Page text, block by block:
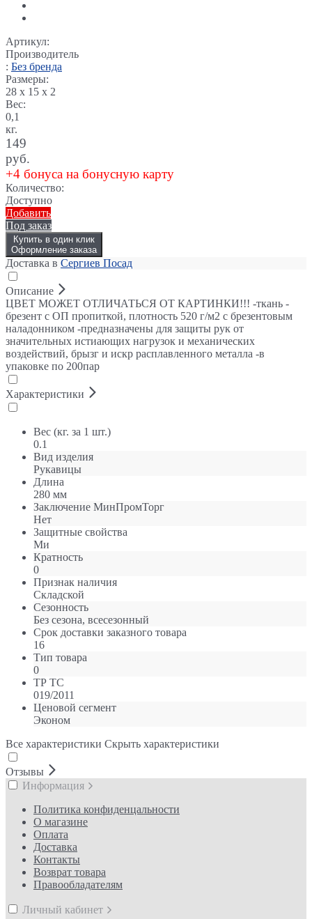
Артикул:
Производитель
: Без бренда
Размеры:
28 x 15 x 2
Вес:
0,1
кг.
149
руб.
+4 бонуса на бонусную карту
Количество:
Доступно
Добавить
Под заказ
Купить в один клик
Оформление заказа
Доставка в Сергиев Посад
Описание
ЦВЕТ МОЖЕТ ОТЛИЧАТЬСЯ ОТ КАРТИНКИ!!! -ткань -
брезент с ОП пропиткой, плотность 520 г/м2 с брезентовым
наладонником -предназначены для защиты рук от
значительных истиающих нагрузок и механических
воздействий, брызг и искр расплавленного металла -в
упаковке по 200пар
Характеристики
Вес (кг. за 1 шт.)
0.1
Вид изделия
Рукавицы
Длина
280 мм
Заключение МинПромТорг
Нет
Защитные свойства
Ми
Кратность
0
Признак наличия
Складской
Сезонность
Без сезона, всесезонный
Срок доставки заказного товара
16
Тип товара
0
ТР ТС
019/2011
Ценовой сегмент
Эконом
Все характеристики Скрыть характеристики
Отзывы
Информация
Политика конфиденцальности
О магазине
Оплата
Доставка
Контакты
Возврат товара
Правообладателям
Личный кабинет